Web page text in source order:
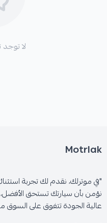
لا توجد
Motrlak
"في موترلك، نقدم لك تجربة
نؤمن بأن سيارتك تستحق
عالية الجودة تتفوق على السوق